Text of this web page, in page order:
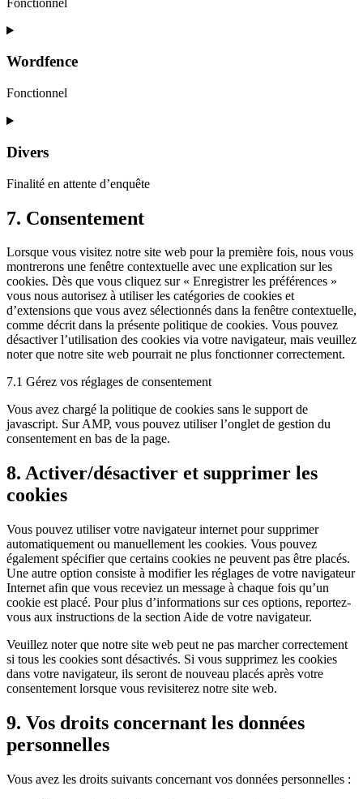
Consent
service
Wordfence
Fonctionnel
Consent
service
Divers
Finalité en attente d’enquête
Consent
to
divers
7. Consentement
Lorsque vous visitez notre site web pour la première fois, nous vous
montrerons une fenêtre contextuelle avec une explication sur les
cookies. Dès que vous cliquez sur « Enregistrer les préférences »
vous nous autorisez à utiliser les catégories de cookies et
d’extensions que vous avez sélectionnés dans la fenêtre contextuelle,
comme décrit dans la présente politique de cookies. Vous pouvez
désactiver l’utilisation des cookies via votre navigateur, mais veuillez
noter que notre site web pourrait ne plus fonctionner correctement.
7.1 Gérez vos réglages de consentement
Vous avez chargé la politique de cookies sans le support de
javascript. Sur AMP, vous pouvez utiliser l’onglet de gestion du
consentement en bas de la page.
8. Activer/désactiver et supprimer les
cookies
Vous pouvez utiliser votre navigateur internet pour supprimer
automatiquement ou manuellement les cookies. Vous pouvez
également spécifier que certains cookies ne peuvent pas être placés.
Une autre option consiste à modifier les réglages de votre navigateur
Internet afin que vous receviez un message à chaque fois qu’un
cookie est placé. Pour plus d’informations sur ces options, reportez-
vous aux instructions de la section Aide de votre navigateur.
Veuillez noter que notre site web peut ne pas marcher correctement
si tous les cookies sont désactivés. Si vous supprimez les cookies
dans votre navigateur, ils seront de nouveau placés après votre
consentement lorsque vous revisiterez notre site web.
9. Vos droits concernant les données
personnelles
Vous avez les droits suivants concernant vos données personnelles :